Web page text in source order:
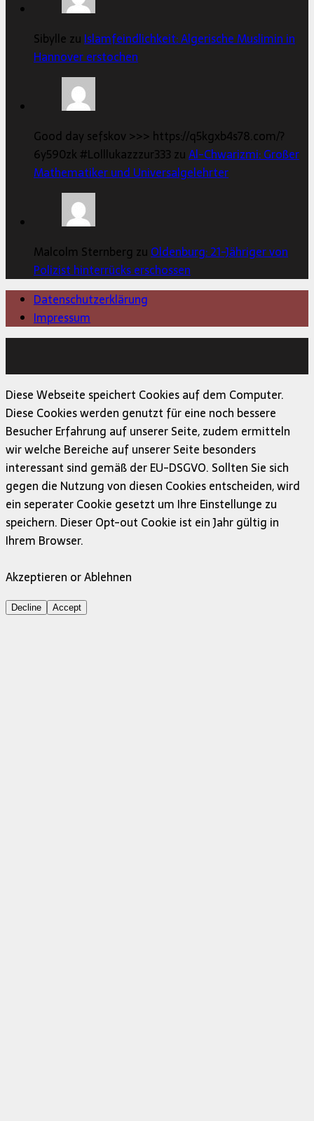
Sibylle zu Islamfeindlichkeit: Algerische Muslimin in
Hannover erstochen
Good day sefskov >>> https://q5kgxb4s78.com/?
6y590zk #Lolllukazzzur333 zuAl-Chwarizmi: Großer
Mathematiker und Universalgelehrter
Malcolm Sternberg zu Oldenburg: 21-Jähriger von
Polizist hinterrücks erschossen
Datenschutzerklärung
Impressum
Diese Webseite speichert Cookies auf dem Computer.
Diese Cookies werden genutzt für eine noch bessere
Besucher Erfahrung auf unserer Seite, zudem ermitteln
wir welche Bereiche auf unserer Seite besonders
interessant sind gemäß der EU-DSGVO. Sollten Sie sich
gegen die Nutzung von diesen Cookies entscheiden, wird
ein seperater Cookie gesetzt um Ihre Einstellunge zu
speichern. Dieser Opt-out Cookie ist ein Jahr gültig in
Ihrem Browser.
Akzeptieren or Ablehnen
Decline Accept